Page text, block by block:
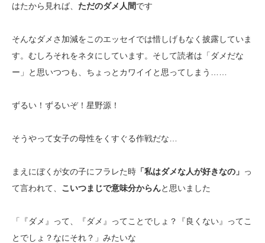
はたから見れば、 ただのダメ人間です
そんなダメさ加減をこのエッセイでは惜しげもなく披露していま
す。むしろそれをネタにしています。そして読者は「ダメだな
ー」と思いつつも、ちょっとカワイイと思ってしまう……
ずるい！ずるいぞ！星野源！
そうやって女子の母性をくすぐる作戦だな…
まえにぼくが女の子にフラレた時 「私はダメな人が好きなの」 っ
て言われて、 こいつまじで意味分からんと思いました
「『ダメ』って、『ダメ』ってことでしょ？『良くない』ってこ
とでしょ？なにそれ？」みたいな